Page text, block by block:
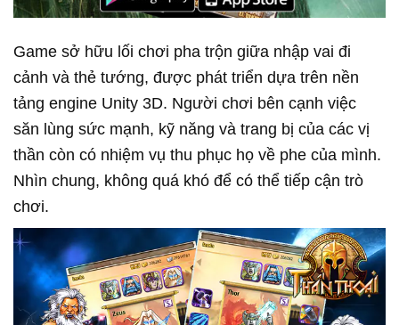
Game sở hữu lối chơi pha trộn giữa nhập vai đi
cảnh và thẻ tướng, được phát triển dựa trên nền
tảng engine Unity 3D. Người chơi bên cạnh việc
săn lùng sức mạnh, kỹ năng và trang bị của các vị
thần còn có nhiệm vụ thu phục họ về phe của mình.
Nhìn chung, không quá khó để có thể tiếp cận trò
chơi.